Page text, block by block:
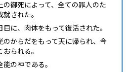
の御死によって、全ての罪人のた
された。
に、肉体をもって復活された。
のからだをもって天に帰られ、今
られる。
の神である。